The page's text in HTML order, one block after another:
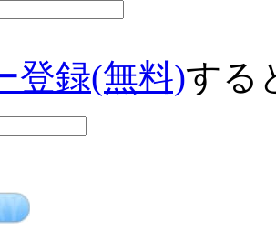
登録(無料)する